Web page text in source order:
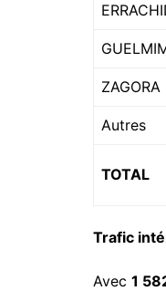
ZAGORA
Autres
TOTAL
Trafic
Avec 1